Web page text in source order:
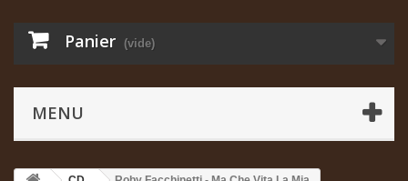
Panier (vide)
MENU